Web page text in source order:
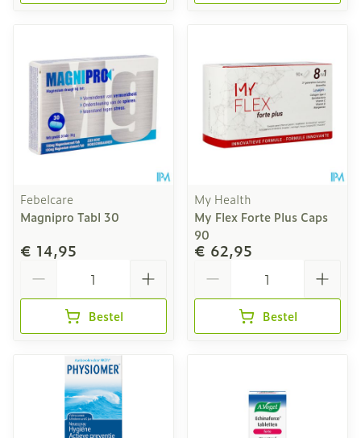
Febelcare
Magnipro Tabl 30
€ 14,95
Bestel
My Health
My Flex Forte Plus Caps
90
€ 62,95
Bestel